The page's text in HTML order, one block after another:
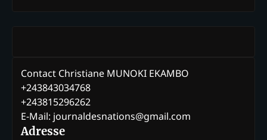
Contact Christiane MUNOKI EKAMBO
+243843034768
+243815296262
E-Mail: journaldesnations@gmail.com
Adresse